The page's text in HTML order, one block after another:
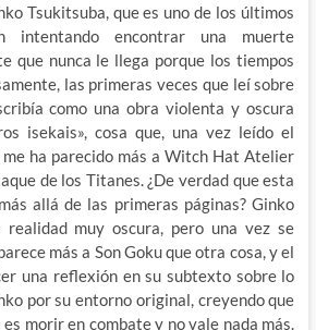
Tsukitsuba, que es uno de los últimos
intentando encontrar una muerte
que nunca le llega porque los tiempos
las primeras veces que leí sobre
como una obra violenta y oscura
isekais», cosa que, una vez leído el
ha parecido más a Witch Hat Atelier
de los Titanes. ¿De verdad que esta
allá de las primeras páginas? Ginko
muy oscura, pero una vez se
más a Son Goku que otra cosa, y el
una reflexión en su subtexto sobre lo
por su entorno original, creyendo que
morir en combate y no vale nada más.